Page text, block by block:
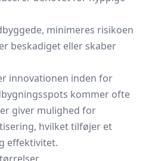
minimeres risikoen
beskadiget eller skaber
innovationen inden for
kommer ofte
giver mulighed for
hvilket tilføjer et
effektivitet.